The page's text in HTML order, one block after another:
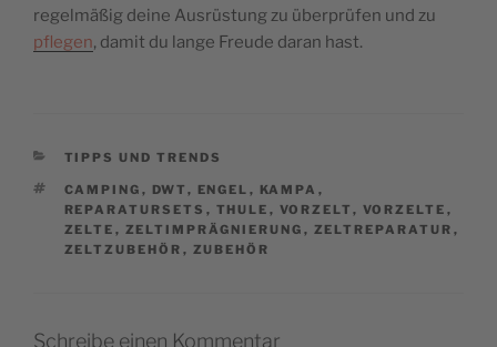
regelmäßig deine Ausrüstung zu überprüfen und zu
pflegen, damit du lange Freude daran hast.
CATEGORIES
TIPPS UND TRENDS
TAGS
CAMPING , DWT , ENGEL , KAMPA ,
REPARATURSETS , THULE , VORZELT , VORZELTE ,
ZELTE , ZELTIMPRÄGNIERUNG , ZELTREPARATUR ,
ZELTZUBEHÖR , ZUBEHÖR
Schreibe einen Kommentar